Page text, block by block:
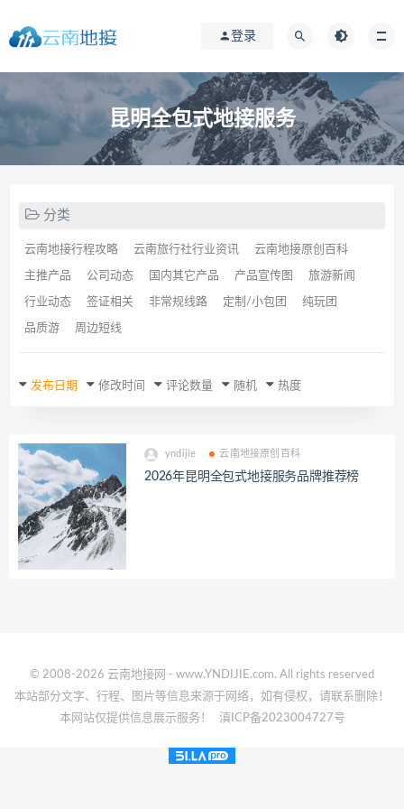
登录
昆明全包式地接服务
分类
云南地接行程攻略 云南旅行社行业资讯 云南地接原创百科
主推产品 公司动态 国内其它产品 产品宣传图 旅游新闻
行业动态 签证相关 非常规线路 定制/小包团 纯玩团
品质游 周边短线
发布日期 修改时间 评论数量 随机 热度
yndijie 云南地接原创百科
2026年昆明全包式地接服务品牌推荐榜
© 2008-2026 云南地接网 - www.YNDIJIE.com. All rights reserved
本站部分文字、行程、图片等信息来源于网络，如有侵权，请联系删除！
本网站仅提供信息展示服务！
滇ICP备2023004727号